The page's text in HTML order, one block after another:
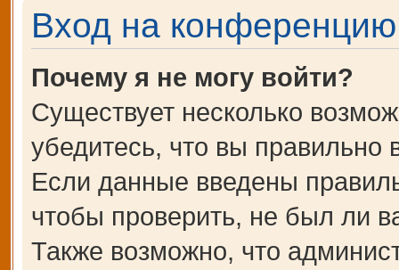
Вход на конференцию
Почему я не могу войти?
Существует несколько
убедитесь, что вы правильно
Если данные введены
чтобы проверить, не был ли
Также возможно, что